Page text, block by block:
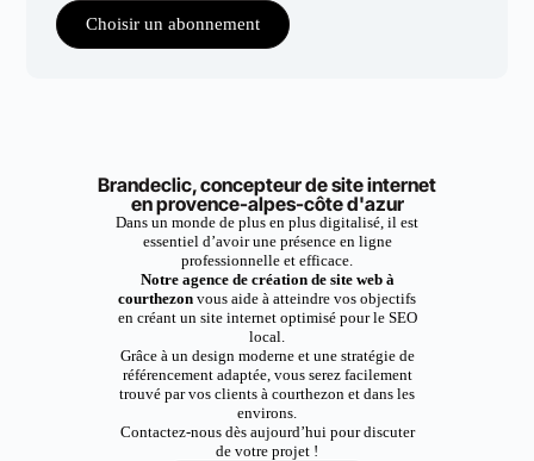
Choisir un abonnement
Brandeclic, concepteur de site internet
en provence-alpes-côte d'azur
Dans un monde de plus en plus digitalisé, il est
essentiel d’avoir une présence en ligne
professionnelle et efficace.
Notre agence de création de site web à
courthezon vous aide à atteindre vos objectifs
en créant un site internet optimisé pour le SEO
local.
Grâce à un design moderne et une stratégie de
référencement adaptée, vous serez facilement
trouvé par vos clients à courthezon et dans les
environs.
Contactez-nous dès aujourd’hui pour discuter
de votre projet !